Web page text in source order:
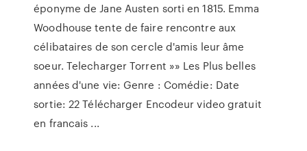
éponyme de Jane Austen sorti en 1815. Emma
Woodhouse tente de faire rencontre aux
célibataires de son cercle d'amis leur âme
soeur. Telecharger Torrent »» Les Plus belles
années d'une vie: Genre : Comédie: Date
sortie: 22 Télécharger Encodeur video gratuit
en francais ...